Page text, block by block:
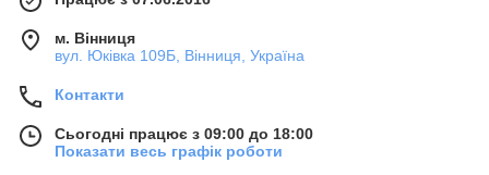
м. Вінниця
вул. Юківка 109Б, Вінниця, Україна
Контакти
Сьогодні працює з 09:00 до 18:00
Показати весь графік роботи